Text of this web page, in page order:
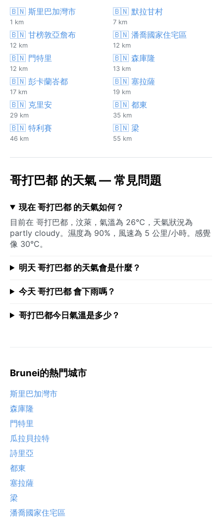
🇧🇳 斯里巴加灣市
1 km
🇧🇳 默拉甘村
7 km
🇧🇳 甘榜敦亞詹布
12 km
🇧🇳 潘喬國家住宅區
12 km
🇧🇳 門特里
12 km
🇧🇳 森庫隆
13 km
🇧🇳 彭卡蘭峇都
17 km
🇧🇳 塞拉薩
19 km
🇧🇳 克里安
29 km
🇧🇳 都東
35 km
🇧🇳 特利賽
46 km
🇧🇳 梁
55 km
哥打巴都 的天氣 — 常見問題
現在 哥打巴都 的天氣如何？
目前在 哥打巴都，汶萊，氣溫為 26°C，天氣狀況為
partly cloudy。濕度為 90%，風速為 5 公里/小時。感覺
像 30°C。
明天 哥打巴都 的天氣會是什麼？
今天 哥打巴都 會下雨嗎？
哥打巴都今日氣溫是多少？
Brunei的熱門城市
斯里巴加灣市
森庫隆
門特里
瓜拉貝拉特
詩里亞
都東
塞拉薩
梁
潘喬國家住宅區